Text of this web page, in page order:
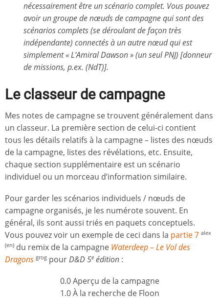
nécessairement être un scénario complet. Vous pouvez
avoir un groupe de nœuds de campagne qui sont des
scénarios complets (se déroulant de façon très
indépendante) connectés à un autre nœud qui est
simplement « L’Amiral Dawson » (un seul PNJ) [donneur
de missions, p.ex. (NdT)].
Le classeur de campagne
Mes notes de campagne se trouvent généralement dans
un classeur. La première section de celui-ci contient
tous les détails relatifs à la campagne – listes des nœuds
de la campagne, listes des révélations, etc. Ensuite,
chaque section supplémentaire est un scénario
individuel ou un morceau d’information similaire.
Pour garder les scénarios individuels / nœuds de
campagne organisés, je les numérote souvent. En
général, ils sont aussi triés en paquets conceptuels.
Vous pouvez voir un exemple de ceci dans la partie 7 alex
(en) du remix de la campagne Waterdeep – Le Vol des
Dragons grog pourD&D 5e édition :
0.0 Aperçu de la campagne
1.0 À la recherche de Floon